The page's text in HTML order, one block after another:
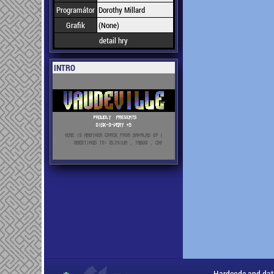
Programátor Dorothy Millard
Grafik
(None)
detail hry
INTRO